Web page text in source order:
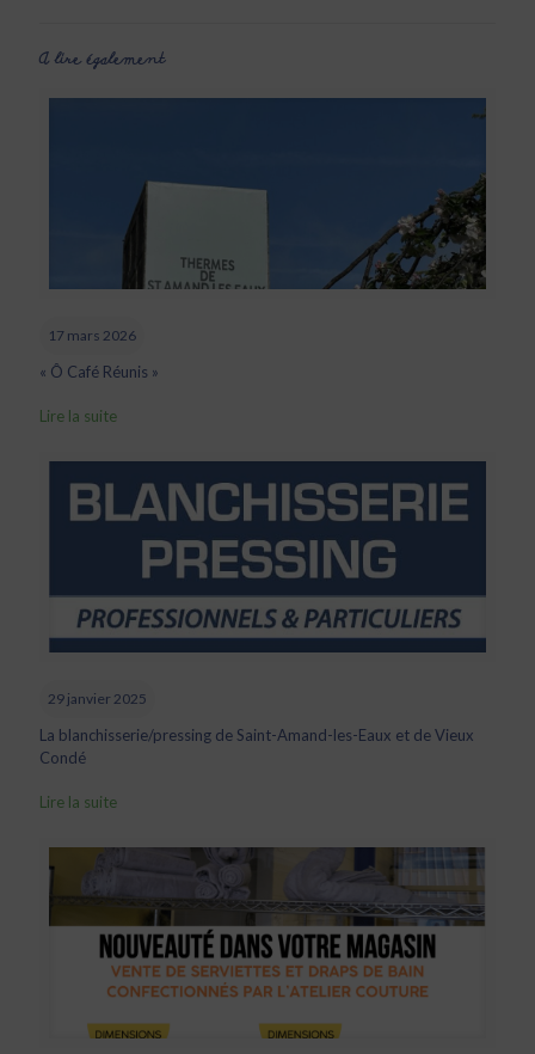
A lire également
17 mars 2026
« Ô Café Réunis »
Lire la suite
29 janvier 2025
La blanchisserie/pressing de Saint-Amand-les-Eaux et de Vieux
Condé
Lire la suite